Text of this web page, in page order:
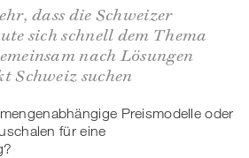
dass die Schweizer
sich schnell dem Thema
nach Lösungen
Schweiz suchen
Preismodelle oder
für eine